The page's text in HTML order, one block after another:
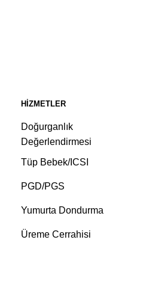
HIZMETLER
Doğurganlık
Değerlendirmesi
Tüp Bebek/ICSI
PGD/PGS
Yumurta Dondurma
Üreme Cerrahisi